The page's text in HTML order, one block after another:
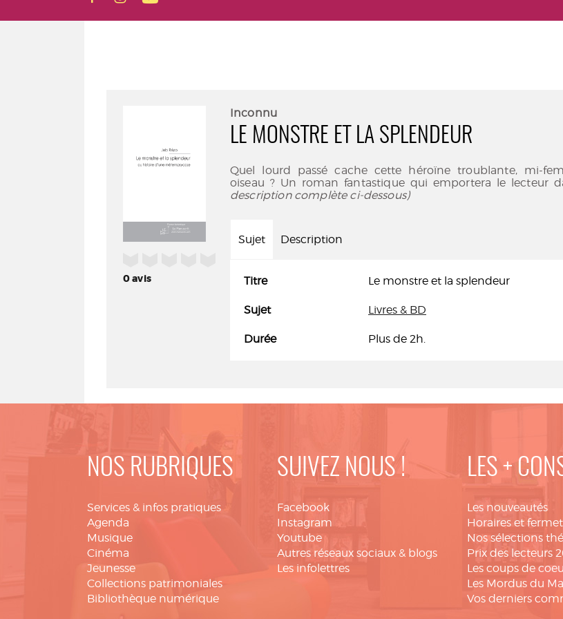
0avis
Inconnu
LE MONSTRE ET LA SPLENDEUR
Quel lourd passé cache cette héroïne troublante, mi-
oiseau ? Un roman fantastique qui emportera le lecteur
description complète ci-dessous)
Sujet Description
Titre Le monstre et la splendeur
Sujet Livres & BD
Durée Plus de 2h.
NOS RUBRIQUES
Services & infos pratiques
Agenda
Musique
Cinéma
Jeunesse
Collections patrimoniales
Bibliothèque numérique
SUIVEZ NOUS !
Facebook
Instagram
Youtube
Autres réseaux sociaux & blogs
Les infolettres
LES +
Les nouveautés
Horaires et
Nos sélections
Prix des lecteurs
Les coups de
Les Mordus du
Vos derniers